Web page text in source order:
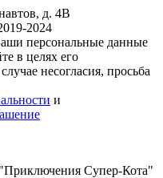
д. 4В
2024
персональные данные
в целях его
несогласия, просьба
и
"Приключения Супер-Кота"